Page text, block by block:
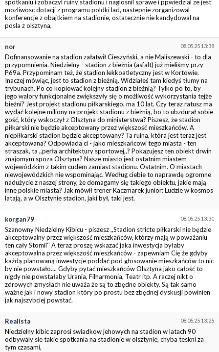
spotkaniu i zobaczyl ruiny stadionu i naglosnil sprawe i ppwiedzial ze jest
mozliwosc dotacji z programu poldki lad, nastepnie zorganizowal
konferencje z obajtkiem na stadionie, ostatecznie nie kandydowal na
posla z olsztyna,
08.05.25 13:38
nor
Dofinansowanie na stadion załatwił Cieszyński, a nie Maliszewski - to dla
przypomnienia. Niedzielny - stadion z bieżnia (asfalt) już mieliśmy przy
P69a. Przypominam też, że stadion lekkoatletyczny jest w Kortowie.
Inaczej mówiąc, jest to stadion z bieżnią. Widziałeś tam kiedyś tłumy na
trybunach. Po co kopiować kolejny stadion z bieżnią? Tylko po to, by
jego walory funkcjonalne zwiększyły się o możliwość wykorzystania tejże
bieżni? Jest projekt stadionu piłkarskiego, ma 10 lat. Czy teraz ratusz ma
wydać kolejne miliony na projekt stadionu z bieżnią, bo to ubzdurał sobie
gość, który wskoczył z Olsztyna do ministerstwa? Piszesz, że stadion
piłkarski nie będzie akceptowany przez większość mieszkańców. A
niepiłkarski stadion będzie akceptowany? Ta ruina, która jest teraz jest
akceptowana? Odpowiada ci - jako mieszkańcowi tego miasta - ten
straszak, ta ,,perła architektury sportowej,,? Pokazujesz ten obiekt drwin
znajomym spoza Olsztyna? Nasze miasto jest ostatnim miastem
wojewódzkim z takim cudem zamiast stadionu. Ostatnim. O miastach
niewojewódzkich nie wspominając. Według ciebie to naprawdę ogromne
nadużycie z naszej strony, że domagamy się takiego obiektu, jakie mają
inne polskie miasta? Jak mówił trener Kaczmarek junior: Ludzie w kosmos
latają, a w Olsztynie stadion, jaki był, taki jest.
08.05.25 13:30
korgan79
Szanowny Niedzielny Kibicu - piszesz ,,Stadion stricte piłkarski nie będzie
akceptowalny przez większość mieszkańców, którzy mają w poważaniu
ten cały Stomil'' A teraz proszę wskazać jaka inwestycja byłaby
akceptowalna przez większość mieszkańców - zapewniam Cię że gdyby
każdą planowaną inwestycje poddać pod głosowanie mieszkańców to nic
by nie powstało.... Gdyby pytać mieszkańców Olsztyna jako całość to
nigdy nie powstałaby Urania, Filharmonia, Teatr itp. A raczej nikt o
zdrowych zmysłach nie uważa że są to zbędne obiekty. Są tak samo
ważne jak i nowy stadion który po prostu bez zbędnej dyskusji powinien
jak najszybciej powstać.
08.05.25 13:25
Realista
Niedzielny kibic zaprosi swiadkow jehowych na stadion w latach 90
odbywaly sie takie spotkania na stadionie w olsztynie, chyba teskni za
tym czasami,